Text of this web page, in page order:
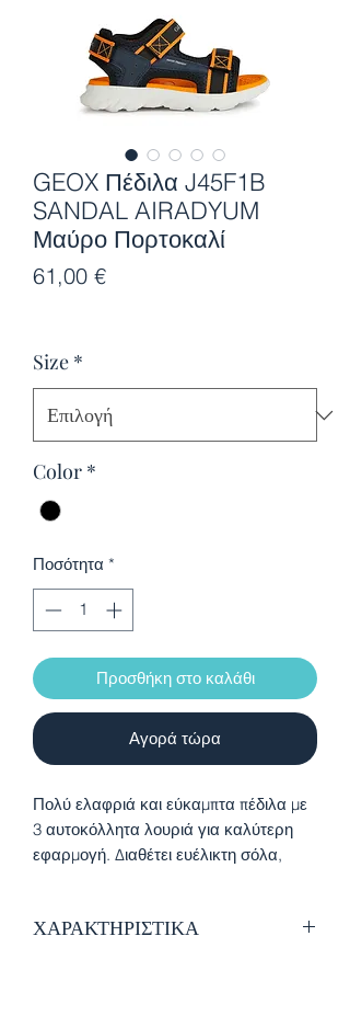
GEOX Πέδιλα J45F1B
SANDAL AIRADYUM
Μαύρο Πορτοκαλί
61,00 €Τιμή
Size *
Color *
Ποσότητα *
Προσθήκη στο καλάθι
Αγορά τώρα
Πολύ ελαφριά και εύκαμπτα πέδιλα με
3 αυτοκόλλητα λουριά για καλύτερη
εφαρμογή. Διαθέτει ευέλικτη σόλα,
βάδισμα και αδιάβροχη λαστιχένια
ΧΑΡΑΚΤΗΡΙΣΤΙΚΑ